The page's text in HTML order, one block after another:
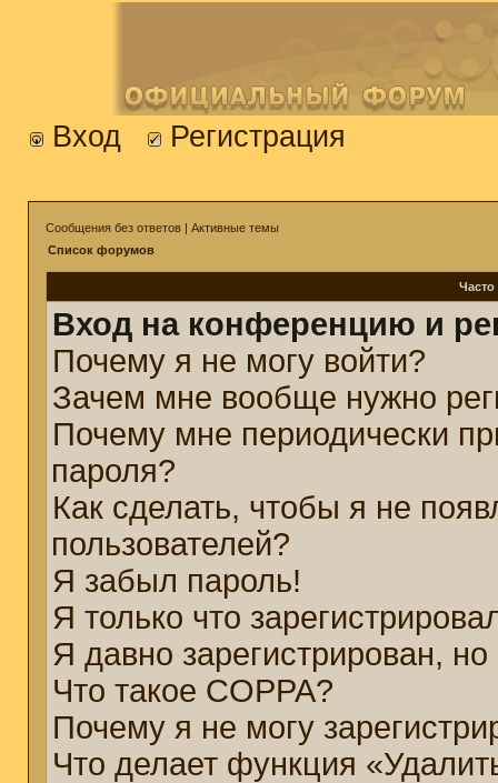
Вход Регистрация
Сообщения без ответов | Активные темы
Список форумов
Вход на конференцию и
Почему я не могу войти?
Зачем мне вообще нужно
Почему мне периодически
пароля?
Как сделать, чтобы я не
пользователей?
Я забыл пароль!
Я только что
Я давно зарегистрирован,
Что такое COPPA?
Почему я не могу
Что делает функция